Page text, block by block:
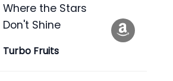
Where the Stars
Don't Shine
Turbo Fruits